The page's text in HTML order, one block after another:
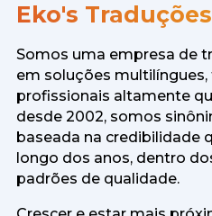
Eko's Traduções
Somos uma empresa de
em soluções
profissionais altamente
desde 2002, somos
baseada na credibilidade
longo dos anos, dentro
padrões de qualidade.